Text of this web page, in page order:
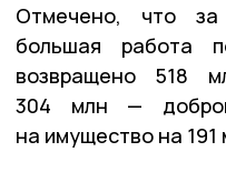
Отмечено, что
большая работа
возвращено 518
304 млн —
на имущество на 191